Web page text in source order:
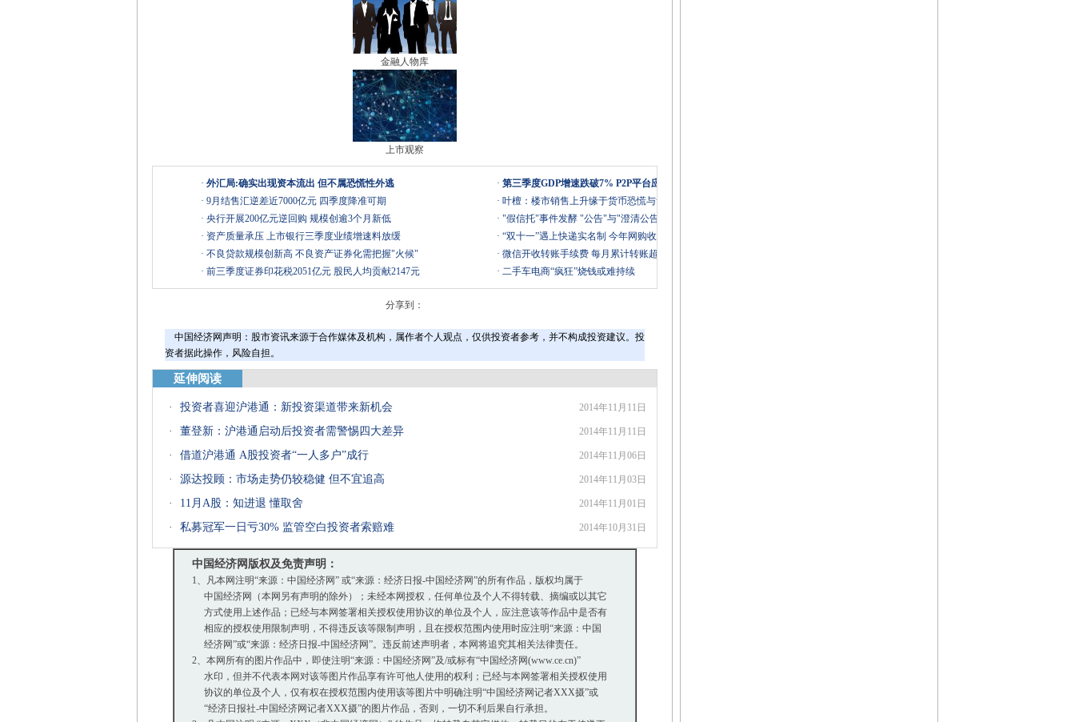
金融人物库
上市观察
· 外汇局:确实出现资本流出 但不属恐慌性外逃
· 9月结售汇逆差近7000亿元 四季度降准可期
· 央行开展200亿元逆回购 规模创逾3个月新低
· 资产质量承压 上市银行三季度业绩增速料放缓
· 不良贷款规模创新高 不良资产证券化需把握"火候"
· 前三季度证券印花税2051亿元 股民人均贡献2147元
· 第三季度GDP增速跌破7% P2P平台应如何应对?
· 叶檀：楼市销售上升缘于货币恐慌与贪婪
· "假信托"事件发酵 "公告"与"澄清公告"引争议
· “双十一”遇上快递实名制 今年网购收件会晚吗？
· 微信开收转账手续费 每月累计转账超2万开始收费
· 二手车电商“疯狂”烧钱或难持续
分享到：
中国经济网声明：股市资讯来源于合作媒体及机构，属作者个人观点，仅供投资者参考，并不构成投资建议。投
资者据此操作，风险自担。
延伸阅读
· 投资者喜迎沪港通：新投资渠道带来新机会 2014年11月11日
· 董登新：沪港通启动后投资者需警惕四大差异 2014年11月11日
· 借道沪港通 A股投资者“一人多户”成行 2014年11月06日
· 源达投顾：市场走势仍较稳健 但不宜追高 2014年11月03日
· 11月A股：知进退 懂取舍 2014年11月01日
· 私募冠军一日亏30% 监管空白投资者索赔难 2014年10月31日
中国经济网版权及免责声明：
1、凡本网注明“来源：中国经济网” 或“来源：经济日报-中国经济网”的所有作品，版权均属于
中国经济网（本网另有声明的除外）；未经本网授权，任何单位及个人不得转载、摘编或以其它
方式使用上述作品；已经与本网签署相关授权使用协议的单位及个人，应注意该等作品中是否有
相应的授权使用限制声明，不得违反该等限制声明，且在授权范围内使用时应注明“来源：中国
经济网”或“来源：经济日报-中国经济网”。违反前述声明者，本网将追究其相关法律责任。
2、本网所有的图片作品中，即使注明“来源：中国经济网”及/或标有“中国经济网(www.ce.cn)”
水印，但并不代表本网对该等图片作品享有许可他人使用的权利；已经与本网签署相关授权使用
协议的单位及个人，仅有权在授权范围内使用该等图片中明确注明“中国经济网记者XXX摄”或
“经济日报社-中国经济网记者XXX摄”的图片作品，否则，一切不利后果自行承担。